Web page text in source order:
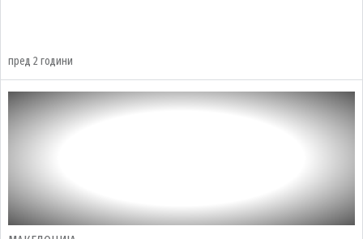
пред 2 години